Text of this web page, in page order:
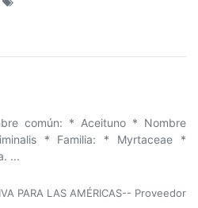
común: * Aceituno * Nombre
* Familia: * Myrtaceae *
...
PARA LAS AMÉRICAS-- Proveedor